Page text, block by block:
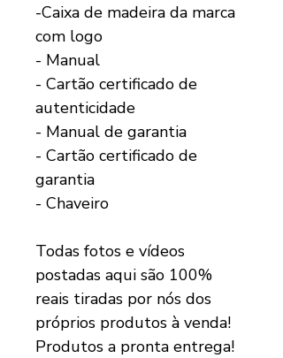
-Caixa de madeira da marca
com logo
- Manual
- Cartão certificado de
autenticidade
- Manual de garantia
- Cartão certificado de
garantia
- Chaveiro
Todas fotos e vídeos
postadas aqui são 100%
reais tiradas por nós dos
próprios produtos à venda!
Produtos a pronta entrega!